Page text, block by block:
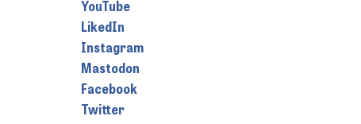
YouTube
LikedIn
Instagram
Mastodon
Facebook
Twitter